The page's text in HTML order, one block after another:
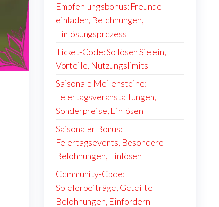
Empfehlungsbonus: Freunde
einladen, Belohnungen,
Einlösungsprozess
Ticket-Code: So lösen Sie ein,
Vorteile, Nutzungslimits
Saisonale Meilensteine:
Feiertagsveranstaltungen,
Sonderpreise, Einlösen
Saisonaler Bonus:
Feiertagsevents, Besondere
Belohnungen, Einlösen
Community-Code:
Spielerbeiträge, Geteilte
Belohnungen, Einfordern